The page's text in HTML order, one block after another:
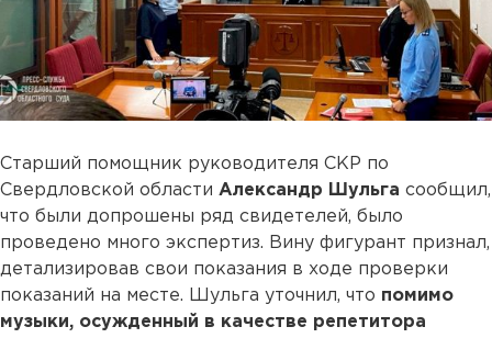
Старший помощник руководителя СКР по
Свердловской области Александр Шульга сообщил,
что были допрошены ряд свидетелей, было
проведено много экспертиз. Вину фигурант признал,
детализировав свои показания в ходе проверки
показаний на месте. Шульга уточнил, что помимо
музыки, осужденный в качестве репетитора